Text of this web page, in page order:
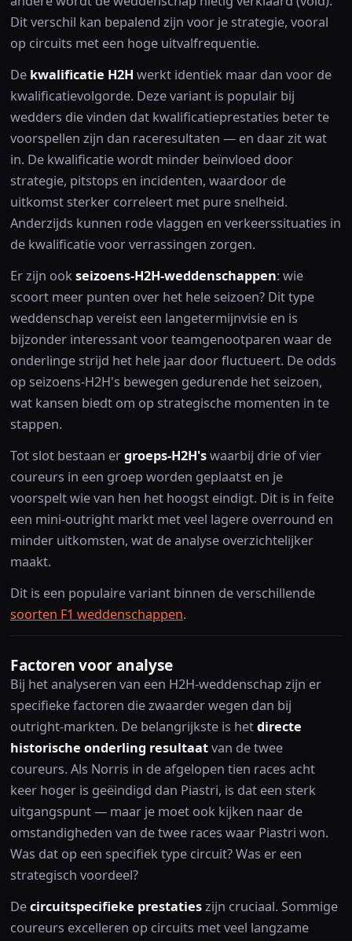
Dit verschil kan bepalend zijn voor je strategie, vooral
op circuits met een hoge uitvalfrequentie.
De kwalificatie H2H werkt identiek maar dan voor de
kwalificatievolgorde. Deze variant is populair bij
wedders die vinden dat kwalificatieprestaties beter te
voorspellen zijn dan raceresultaten — en daar zit wat
in. De kwalificatie wordt minder beïnvloed door
strategie, pitstops en incidenten, waardoor de
uitkomst sterker correleert met pure snelheid.
Anderzijds kunnen rode vlaggen en verkeerssituaties in
de kwalificatie voor verrassingen zorgen.
Er zijn ookseizoens-H2H-weddenschappen: wie
scoort meer punten over het hele seizoen? Dit type
weddenschap vereist een langetermijnvisie en is
bijzonder interessant voor teamgenootparen waar de
onderlinge strijd het hele jaar door fluctueert. De odds
op seizoens-H2H's bewegen gedurende het seizoen,
wat kansen biedt om op strategische momenten in te
stappen.
Tot slot bestaan ergroeps-H2H'swaarbij drie of vier
coureurs in een groep worden geplaatst en je
voorspelt wie van hen het hoogst eindigt. Dit is in feite
een mini-outright markt met veel lagere overround en
minder uitkomsten, wat de analyse overzichtelijker
maakt.
Dit is een populaire variant binnen de verschillende
soorten F1 weddenschappen.
Factoren voor analyse
Bij het analyseren van een H2H-weddenschap zijn er
specifieke factoren die zwaarder wegen dan bij
outright-markten. De belangrijkste is hetdirecte
historische onderling resultaatvan de twee
coureurs. Als Norris in de afgelopen tien races acht
keer hoger is geëindigd dan Piastri, is dat een sterk
uitgangspunt — maar je moet ook kijken naar de
omstandigheden van de twee races waar Piastri won.
Was dat op een specifiek type circuit? Was er een
strategisch voordeel?
Decircuitspecifieke prestatieszijn cruciaal. Sommige
coureurs excelleren op circuits met veel langzame